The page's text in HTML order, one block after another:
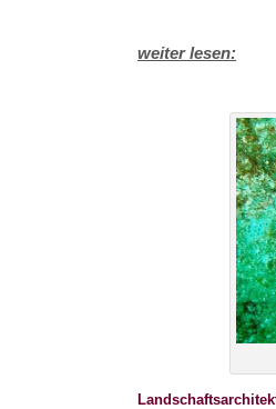
weiter lesen: